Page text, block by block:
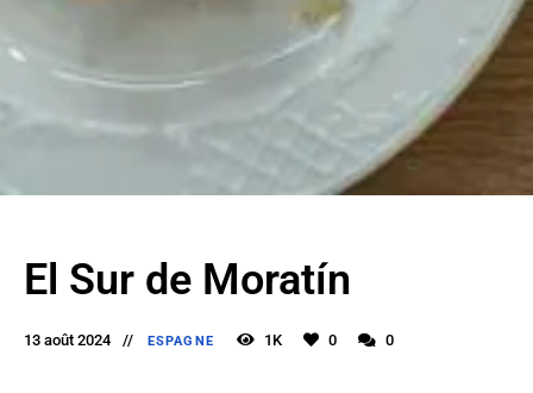
El Sur de Moratín
13 août 2024 ESPAGNE 1K 0 0